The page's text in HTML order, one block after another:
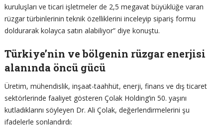
kuruluşları ve ticari işletmeler de 2,5 megavat büyüklüğe varan
rüzgar türbinlerinin teknik özelliklerini inceleyip sipariş formu
doldurarak kolayca satın alabiliyor” diye konuştu.
Türkiye’nin ve bölgenin rüzgar enerjisi
alanında öncü gücü
Üretim, mühendislik, inşaat-taahhüt, enerji, finans ve dış ticaret
sektörlerinde faaliyet gösteren Çolak Holding’in 50. yaşını
kutladıklarını söyleyen Dr. Ali Çolak, değerlendirmelerini şu
ifadelerle sonlandırdı: